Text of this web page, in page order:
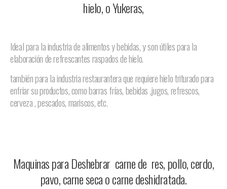
hielo, o Yukeras,
Ideal para la industria de alimentos y bebidas, y son útiles para la
elaboración de refrescantes raspados de hielo.
también para la industria restaurantera que requiere hielo triturado para
enfriar su productos, como barras frías, bebidas ,jugos, refrescos,
cerveza , pescados, mariscos,etc.
Maquinas para Deshebrar carne de res, pollo, cerdo,
pavo, carne seca o carne deshidratada.